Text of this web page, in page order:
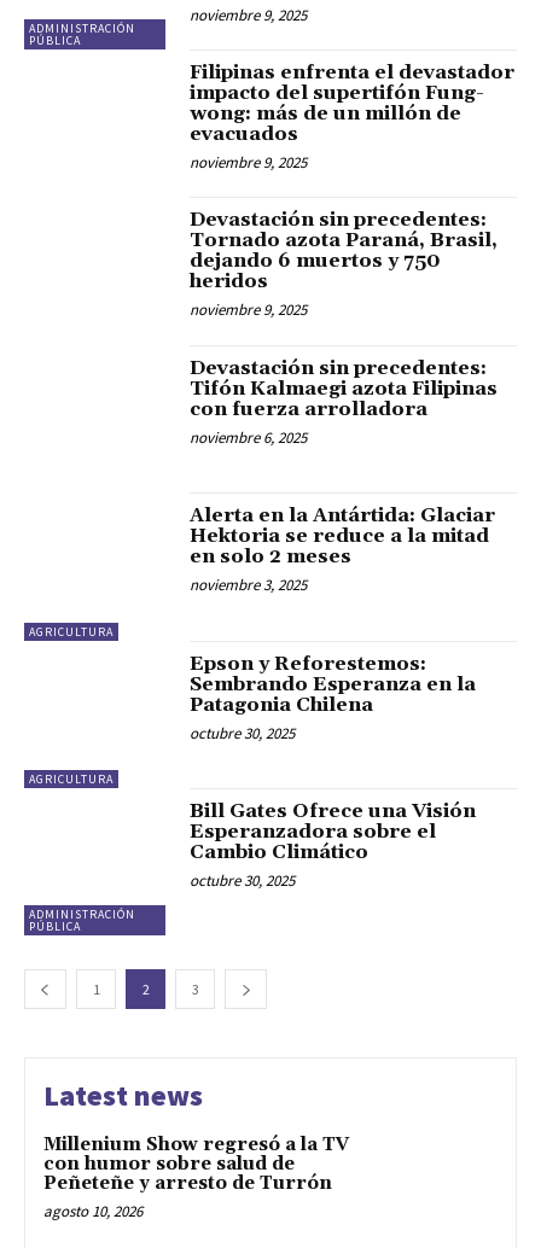
ADMINISTRACIÓN
PÚBLICA
noviembre 9, 2025
Filipinas enfrenta el devastador
impacto del supertifón Fung-
wong: más de un millón de
evacuados
noviembre 9, 2025
Devastación sin precedentes:
Tornado azota Paraná, Brasil,
dejando 6 muertos y 750
heridos
noviembre 9, 2025
Devastación sin precedentes:
Tifón Kalmaegi azota Filipinas
con fuerza arrolladora
noviembre 6, 2025
AGRICULTURA
Alerta en la Antártida: Glaciar
Hektoria se reduce a la mitad
en solo 2 meses
noviembre 3, 2025
AGRICULTURA
Epson y Reforestemos:
Sembrando Esperanza en la
Patagonia Chilena
octubre 30, 2025
ADMINISTRACIÓN
PÚBLICA
Bill Gates Ofrece una Visión
Esperanzadora sobre el
Cambio Climático
octubre 30, 2025
1 2 3
Latest news
Millenium Show regresó a la TV
con humor sobre salud de
Peñeteñe y arresto de Turrón
agosto 10, 2026